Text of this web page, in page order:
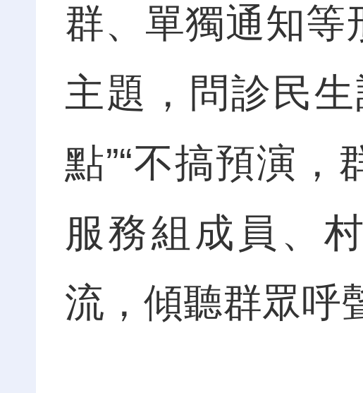
群、單獨通知等
主題，問診民
點”“不搞預演，
服務組成員、
流，傾聽群眾呼